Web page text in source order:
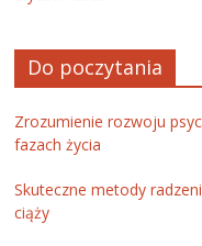
Do poczytania
Zrozumienie rozwoju
fazach życia
Skuteczne metody
ciąży